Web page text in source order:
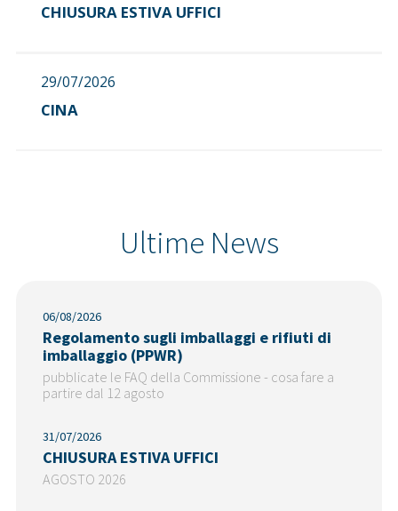
CHIUSURA ESTIVA UFFICI
29/07/2026
CINA
Ultime News
06/08/2026
Regolamento sugli imballaggi e rifiuti di
imballaggio (PPWR)
pubblicate le FAQ della Commissione - cosa fare a
partire dal 12 agosto
31/07/2026
CHIUSURA ESTIVA UFFICI
AGOSTO 2026